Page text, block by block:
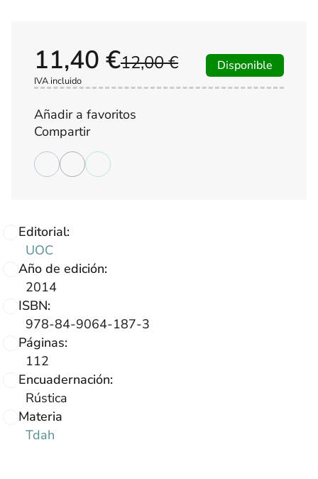
Editorial:
UOC
Año de edición:
2014
ISBN:
978-84-9064-187-3
Páginas:
112
Encuadernación:
Rústica
Materia
Tdah
12,00 €
11,40 €
IVA incluido
Disponible
Añadir a favoritos
Compartir